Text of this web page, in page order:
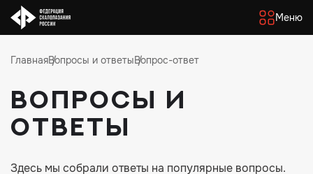
Меню
ГлавнаяВопросы и ответыВопрос-ответ
Вопросы и
ответы
Здесь мы собрали ответы на популярные вопросы.